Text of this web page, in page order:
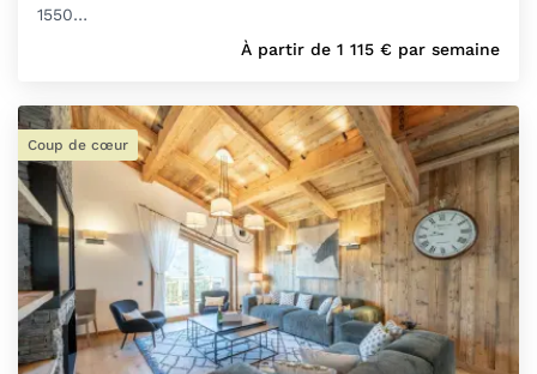
1550…
À partir de 1 115 € par semaine
Coup de cœur